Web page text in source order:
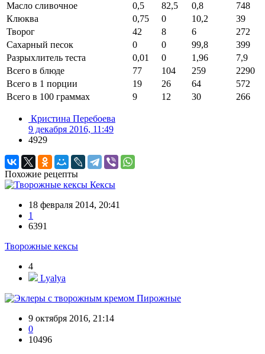
Масло сливочное
0,5 82,5 0,8
748
Клюква
0,75 0 10,2
39
Творог
42 8 6
272
Сахарный песок
0 0 99,8
399
Разрыхлитель теста
0,01 0 1,96
7,9
Всего в блюде
77 104 259
2290
Всего в 1 порции
19 26 64
572
Всего в 100 граммах
9 12 30 266
Кристина Перебоева
9 декабря 2016, 11:49
4929
Похожие рецепты
Кексы
18 февраля 2014, 20:41
1
6391
Творожные кексы
4
Lyalya
Пирожные
9 октября 2016, 21:14
0
10496